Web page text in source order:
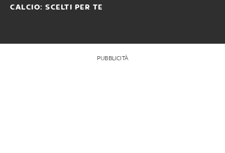
CALCIO: SCELTI PER TE
PUBBLICITÀ